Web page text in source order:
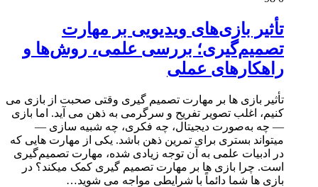
تأثیر بازی‌های ویدیویی بر مهارت
تصمیم‌گیری؛ بررسی علمی، روش‌ها و
راهکارهای عملی
تأثیر بازی‌ ها بر مهارت تصمیم‌ گیری وقتی صحبت از بازی می
کنیم، اغلب تصویر تفریح و سرگرمی به ذهن می آید. اما بازی
— چه به‌صورت دیجیتال، چه فکری، چه شبیه سازی —
میتواند بستری برای تمرین ذهن باشد. یکی از مهارت هایی که
در ادبیات علمی به آن توجه زیادی شده، مهارت تصمیم‌گیری
است. چرا بازی‌ ها بر مهارت تصمیم‌ گیری کمک میکند؟ در
بازی ها شما دائماً با شرایطی مواجه می شوید…